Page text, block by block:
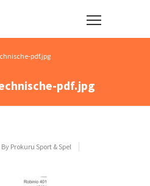
pdf.jpg
pdf.jpg
By Prokuru Sport & Spel